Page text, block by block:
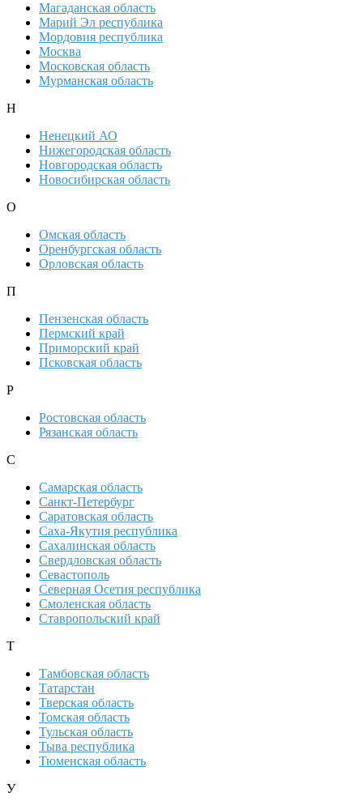
Магаданская область
Марий Эл республика
Мордовия республика
Москва
Московская область
Мурманская область
Н
Ненецкий АО
Нижегородская область
Новгородская область
Новосибирская область
О
Омская область
Оренбургская область
Орловская область
П
Пензенская область
Пермский край
Приморский край
Псковская область
Р
Ростовская область
Рязанская область
С
Самарская область
Санкт-Петербург
Саратовская область
Саха-Якутия республика
Сахалинская область
Свердловская область
Севастополь
Северная Осетия республика
Смоленская область
Ставропольский край
Т
Тамбовская область
Татарстан
Тверская область
Томская область
Тульская область
Тыва республика
Тюменская область
У